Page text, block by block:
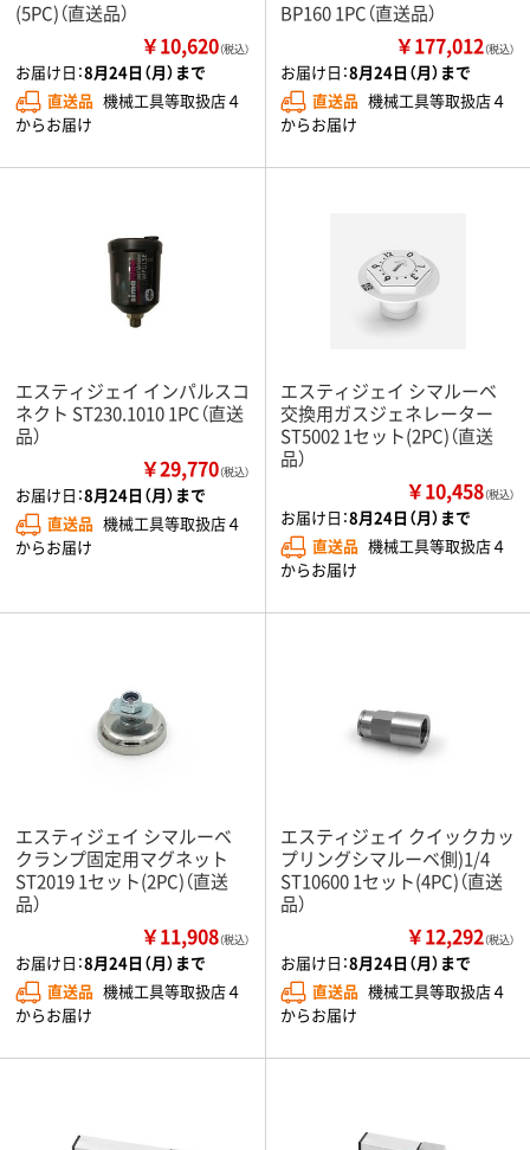
(5PC)（直送品）
￥10,620（税込）
お届け日：8月24日（月）まで
直送品 機械工具等取扱店４
からお届け
BP160 1PC（直送品）
￥177,012（税込）
お届け日：8月24日（月）まで
直送品 機械工具等取扱店４
からお届け
エスティジェイ インパルスコ
ネクト ST230.1010 1PC（直送
品）
￥29,770（税込）
お届け日：8月24日（月）まで
直送品 機械工具等取扱店４
からお届け
エスティジェイ シマルーベ
交換用ガスジェネレーター
ST5002 1セット(2PC)（直送
品）
￥10,458（税込）
お届け日：8月24日（月）まで
直送品 機械工具等取扱店４
からお届け
エスティジェイ シマルーベ
クランプ固定用マグネット
ST2019 1セット(2PC)（直送
品）
￥11,908（税込）
お届け日：8月24日（月）まで
直送品 機械工具等取扱店４
からお届け
エスティジェイ クイックカッ
プリングシマルーベ側)1/4
ST10600 1セット(4PC)（直送
品）
￥12,292（税込）
お届け日：8月24日（月）まで
直送品 機械工具等取扱店４
からお届け